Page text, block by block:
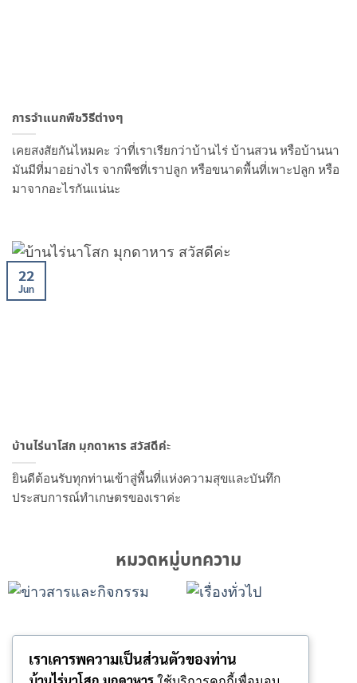
การจำแนกพืชวิธีต่างๆ
เคยสงสัยกันไหมคะ ว่าที่เราเรียกว่าบ้านไร่ บ้านสวน หรือบ้านนา
มันมีที่มาอย่างไร จากพืชที่เราปลูก หรือขนาดพื้นที่เพาะปลูก หรือ
มาจากอะไรกันแน่นะ
บ้านไร่นาโสก มุกดาหาร สวัสดีค่ะ
ยินดีต้อนรับทุกท่านเข้าสู่พื้นที่แห่งความสุขและบันทึก
ประสบการณ์ทำเกษตรของเราค่ะ
22
Jun
หมวดหมู่บทความ
เราเคารพความเป็นส่วนตัวของท่าน